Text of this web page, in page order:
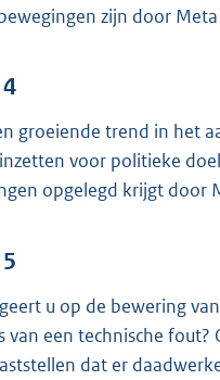
zijn door
groeiende trend in het
voor politieke
opgelegd krijgt door
u op de bewering
van een technische fout?
dat er